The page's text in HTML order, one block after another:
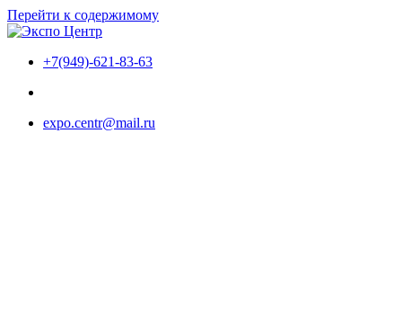
Перейти к содержимому
+7(949)-621-83-63
expo.centr@mail.ru